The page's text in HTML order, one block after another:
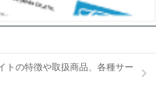
トの特徴や取扱商品、各種サー